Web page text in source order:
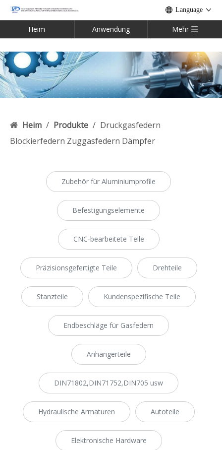
Language
Heim Anwendung Mehr
Heim / Produkte / Druckgasfedern
Blockierfedern Zuggasfedern Dämpfer
Zubehör für Aluminiumprofile
Befestigungselemente
CNC-bearbeitete Teile
Präzisionsgefertigte Teile Drehteile
Stanzteile Kundenspezifische Teile
Endbeschläge für Gasfedern
Anhängerteile
DIN71802,DIN71752,DIN705 usw
Hydraulische Armaturen Autoteile
Elektronische Hardware